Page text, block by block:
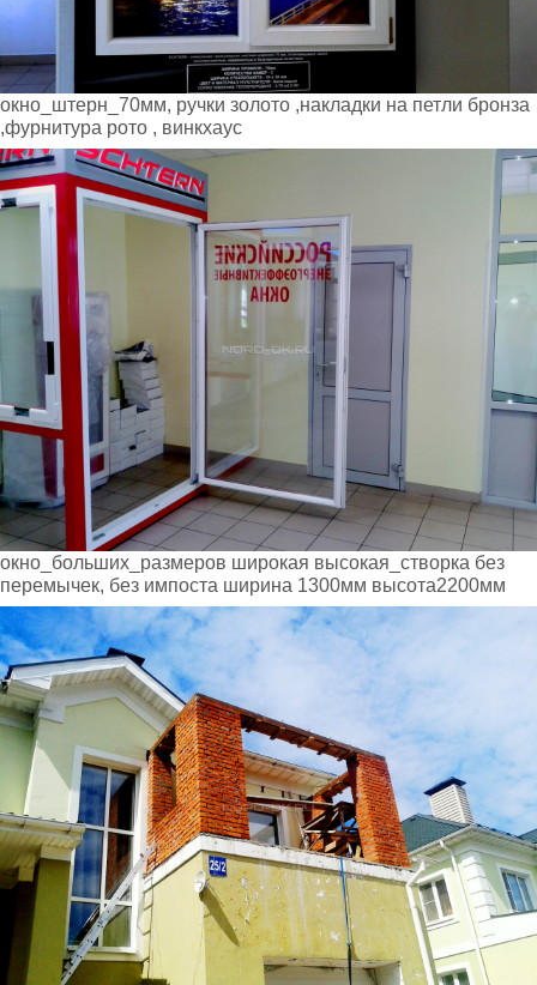
окно_штерн_70мм, ручки золото ,накладки на петли бронза
,фурнитура рото , винкхаус
окно_больших_размеров широкая высокая_створка без
перемычек, без импоста ширина 1300мм высота2200мм